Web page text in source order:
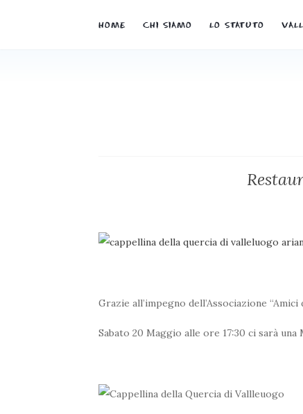
HOME CHI SIAMO LO STATUTO
Grazie all’impegno dell’Associazione
Sabato 20 Maggio alle ore 17:30 ci sarà